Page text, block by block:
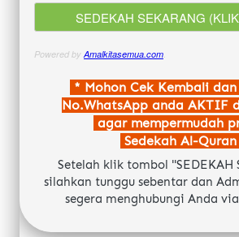
Powered byAmalkitasemua.com.
* Mohon Cek Kembali
No.WhatsApp anda AKTIF
agar mempermudah
Sedekah Al-Quran
Setelah klik tombol "SEDEKAH
silahkan tunggu sebentar dan
segera menghubungi Anda